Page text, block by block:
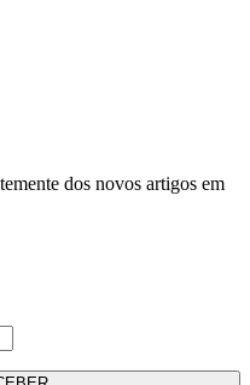
dos novos artigos em